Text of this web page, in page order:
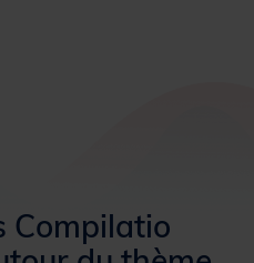
Compilatio